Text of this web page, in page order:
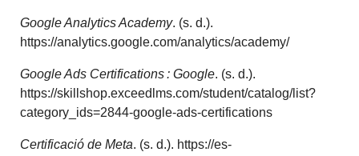
Google Analytics Academy. (s. d.).
https://analytics.google.com/analytics/academy/
Google Ads Certifications : Google. (s. d.).
https://skillshop.exceedlms.com/student/catalog/list?
category_ids=2844-google-ads-certifications
Certificació de Meta. (s. d.). https://es-